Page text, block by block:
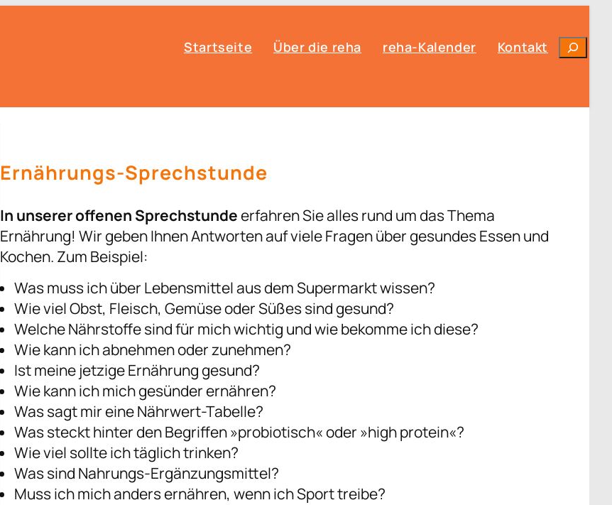
Startseite Über die reha reha-Kalender Kontakt Suchen
Ernährungs-Sprechstunde
In unserer offenen Sprechstundeerfahren Sie alles rund um das Thema
Ernährung! Wir geben Ihnen Antworten auf viele Fragen über gesundes Essen und
Kochen. Zum Beispiel:
Was muss ich über Lebensmittel aus dem Supermarkt wissen?
Wie viel Obst, Fleisch, Gemüse oder Süßes sind gesund?
Welche Nährstoffe sind für mich wichtig und wie bekomme ich diese?
Wie kann ich abnehmen oder zunehmen?
Ist meine jetzige Ernährung gesund?
Wie kann ich mich gesünder ernähren?
Was sagt mir eine Nährwert-Tabelle?
Was steckt hinter den Begriffen »probiotisch« oder »high protein«?
Wie viel sollte ich täglich trinken?
Was sind Nahrungs-Ergänzungsmittel?
Muss ich mich anders ernähren, wenn ich Sport treibe?